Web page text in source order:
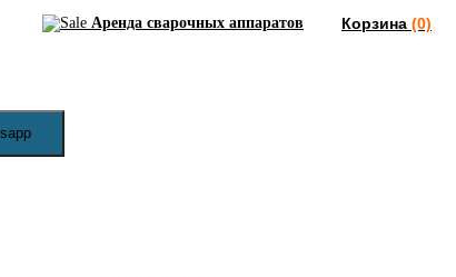
Аренда сварочных аппаратов Корзина (0)